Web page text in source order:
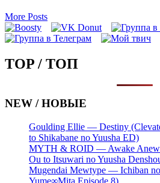
More Posts
TOP / ТОП
NEW / НОВЫЕ
Goulding Ellie — Destiny
to Shikabane no Yuusha ED)
MYTH & ROID — Awake Anew
Ou to Itsuwari no Yuusha
Mugendai Mewtype — Ichiban
Yume∞Mita Episode 8)